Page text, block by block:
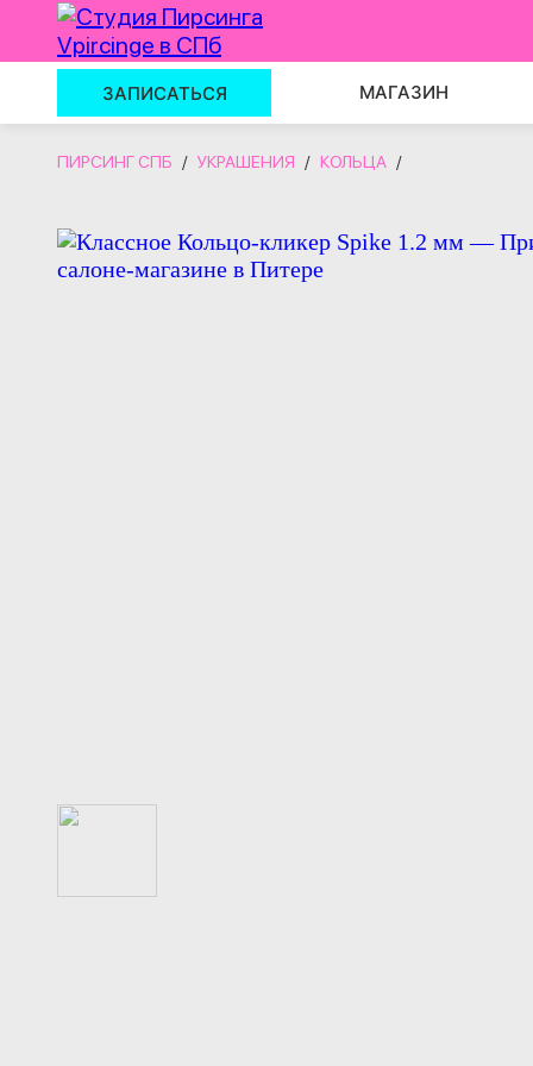
ЗАПИСАТЬСЯ МАГАЗИН
ПИРСИНГ СПБ / УКРАШЕНИЯ / КОЛЬЦА /